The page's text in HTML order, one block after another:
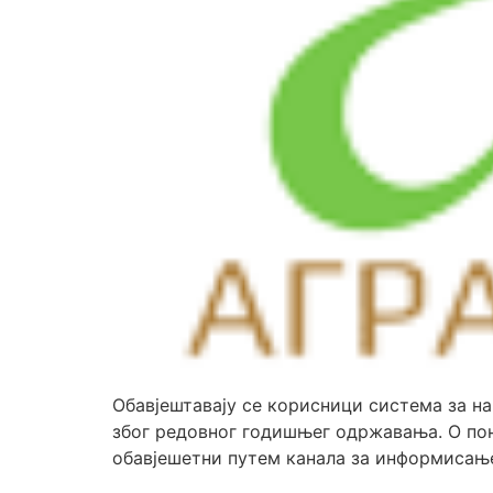
Обавјештавају се корисници система за
због редовног годишњег одржавања. О
обавјешетни путем канала за